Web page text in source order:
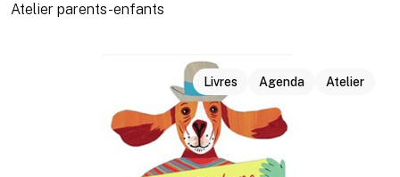
Atelier parents-enfants
Livres Agenda Atelier